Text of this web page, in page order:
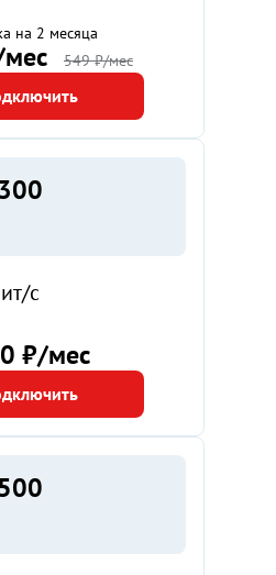
на 2 месяца
549 ₽/мес
с
₽/мес